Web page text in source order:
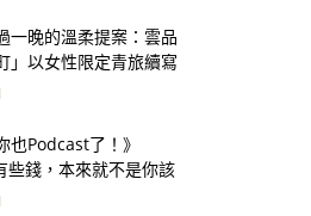
一晚的溫柔提案：雲品
」以女性限定青旅續寫
也Podcast了！》
些錢，本來就不是你該
一個投機者的告白》